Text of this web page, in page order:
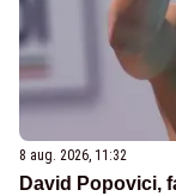
8 aug. 2026, 11:32
David Popovici,